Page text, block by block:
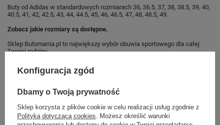
Buty od Adidas w standardowych rozmiarach 36, 36.5, 37, 38, 38.5, 39, 40,
40.5, 41, 42, 42.5, 43, 44, 44.5, 45, 46, 46.5, 47, 48, 48.5, 49.
Zobacz jakie rozmiary są dostępne.
Sklep Butomania.pl to największy wybór obuwia sportowego dla całej
Twojej rodziny.
Kupując w naszym sklepie internetowym masz gwarancję, że towar jest
oryginalny i pochodzi z oficjalnej sieci dystrybucyjnej.
W ciągu 30 dni możesz dokonać zwrotu bądź wymiany towaru bez
podania przyczyny.
Konfiguracja zgód
Dbamy o Twoją prywatność
Sklep korzysta z plików cookie w celu realizacji usług zgodnie z
Polityką dotyczącą cookies. Możesz określić warunki